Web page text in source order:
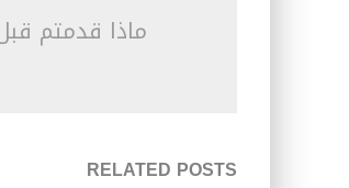
ماذا قدمتم
RELATED POSTS